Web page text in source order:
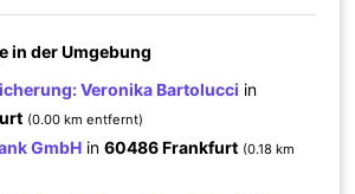
in der Umgebung
Veronika Bartolucci in
(0.00 km entfernt)
GmbH in60486 Frankfurt (0.18 km